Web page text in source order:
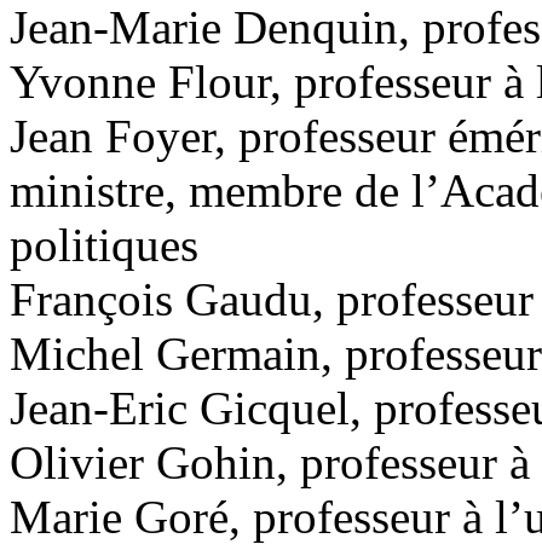
Jean-Marie Denquin,
Yvonne Flour, professeur
Jean Foyer, professeur
ministre, membre de
politiques
François Gaudu,
Michel Germain,
Jean-Eric Gicquel,
Olivier Gohin, professeur
Marie Goré, professeur à